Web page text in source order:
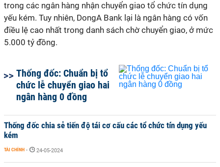
trong các ngân hàng nhận chuyển giao tổ chức tín dụng
yếu kém. Tuy nhiên, DongA Bank lại là ngân hàng có vốn
điều lệ cao nhất trong danh sách chờ chuyển giao, ở mức
5.000 tỷ đồng.
Thống đốc: Chuẩn bị tổ
chức lễ chuyển giao hai
ngân hàng 0 đồng
Thống đốc chia sẻ tiến độ tái cơ cấu các tổ chức tín dụng yếu
kém
TÀI CHÍNH - 24-05-2024